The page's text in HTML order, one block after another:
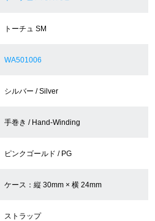
りをご希望の方
ーポン
トーチュ SM
WA501006
シルバー / Silver
手巻き / Hand-Winding
ピンクゴールド / PG
ケース：縦 30mm × 横 24mm
ストラップ